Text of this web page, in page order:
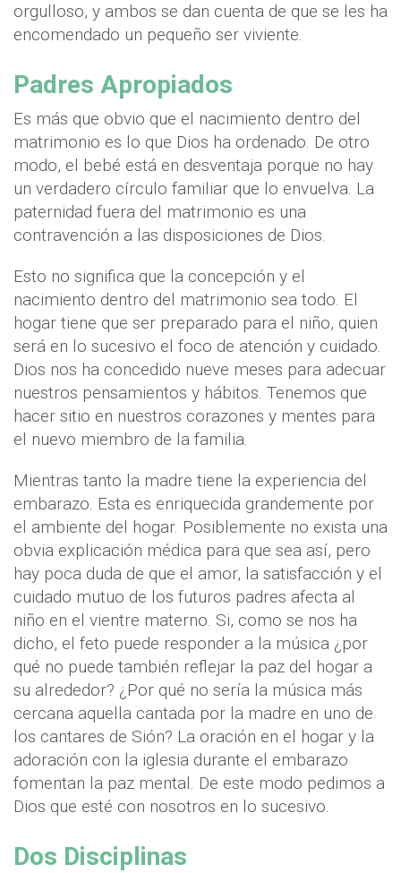
orgulloso, y ambos se dan cuenta de que se les ha
encomendado un pequeño ser viviente.
Padres Apropiados
Es más que obvio que el nacimiento dentro del
matrimonio es lo que Dios ha ordenado. De otro
modo, el bebé está en desventaja porque no hay
un verdadero círculo familiar que lo envuelva. La
paternidad fuera del matrimonio es una
contravención a las disposiciones de Dios.
Esto no significa que la concepción y el
nacimiento dentro del matrimonio sea todo. El
hogar tiene que ser preparado para el niño, quien
será en lo sucesivo el foco de atención y cuidado.
Dios nos ha concedido nueve meses para adecuar
nuestros pensamientos y hábitos. Tenemos que
hacer sitio en nuestros corazones y mentes para
el nuevo miembro de la familia.
Mientras tanto la madre tiene la experiencia del
embarazo. Esta es enriquecida grandemente por
el ambiente del hogar. Posiblemente no exista una
obvia explicación médica para que sea así, pero
hay poca duda de que el amor, la satisfacción y el
cuidado mutuo de los futuros padres afecta al
niño en el vientre materno. Si, como se nos ha
dicho, el feto puede responder a la música ¿por
qué no puede también reflejar la paz del hogar a
su alrededor? ¿Por qué no sería la música más
cercana aquella cantada por la madre en uno de
los cantares de Sión? La oración en el hogar y la
adoración con la iglesia durante el embarazo
fomentan la paz mental. De este modo pedimos a
Dios que esté con nosotros en lo sucesivo.
Dos Disciplinas